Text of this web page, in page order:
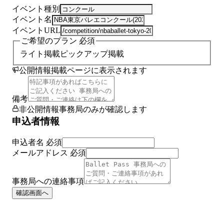
イベント種別
イベント名
イベントURL
ご希望のプラン 必須
ライト掲載ピックアップ掲載
公開情報掲載ページに表示されます
備考
非公開情報事務局のみが確認します
申込者情報
申込者名 必須
メールアドレス 必須
事務局への連絡事項
確認画面へ